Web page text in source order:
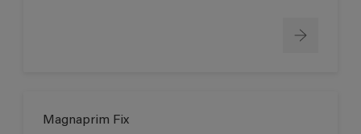
Magnaprim Fix